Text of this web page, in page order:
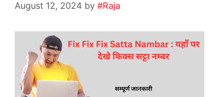
August 12, 2024 by #Raja